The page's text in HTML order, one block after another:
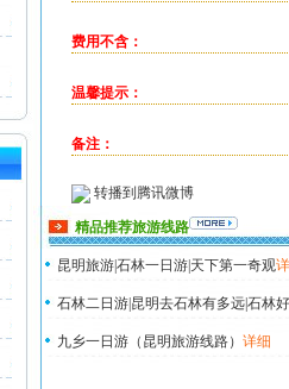
费用不含：
温馨提示：
备注：
转播到腾讯微博
精品推荐旅游线路
昆明旅游|石林一日游|天下第一奇观
石林二日游|昆明去石林有多远|石林
详细
九乡一日游（昆明旅游线路）